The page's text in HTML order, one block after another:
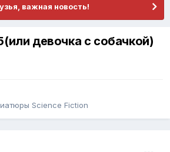
важная новость!
девочка с собачкой)
Science Fiction